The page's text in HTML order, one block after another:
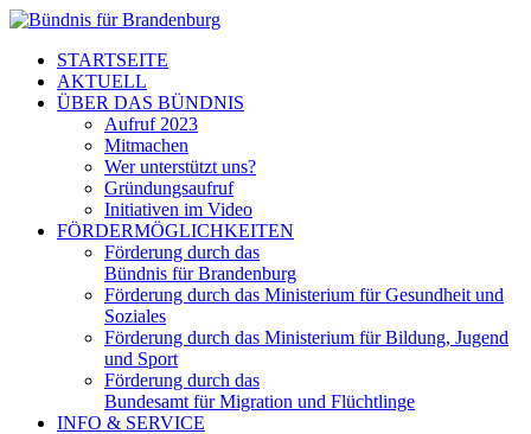
STARTSEITE
AKTUELL
ÜBER DAS BÜNDNIS
Aufruf 2023
Mitmachen
Wer unterstützt uns?
Gründungsaufruf
Initiativen im Video
FÖRDERMÖGLICHKEITEN
Förderung durch das
Bündnis für Brandenburg
Förderung durch das Ministerium für Gesundheit und
Soziales
Förderung durch das Ministerium für Bildung, Jugend
und Sport
Förderung durch das
Bundesamt für Migration und Flüchtlinge
INFO & SERVICE